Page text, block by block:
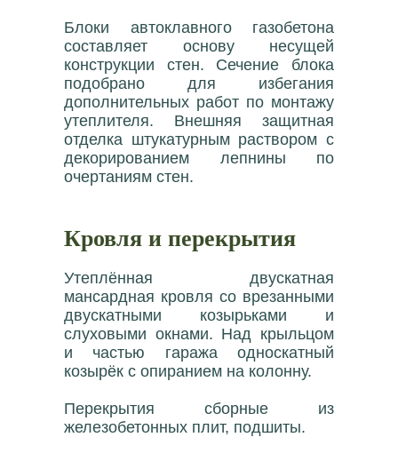
Блоки автоклавного газобетона
составляет основу несущей
конструкции стен. Сечение блока
подобрано для избегания
дополнительных работ по монтажу
утеплителя. Внешняя защитная
отделка штукатурным раствором с
декорированием лепнины по
очертаниям стен.
Кровля и перекрытия
Утеплённая двускатная
мансардная кровля со врезанными
двускатными козырьками и
слуховыми окнами. Над крыльцом
и частью гаража односкатный
козырёк с опиранием на колонну.
Перекрытия сборные из
железобетонных плит, подшиты.